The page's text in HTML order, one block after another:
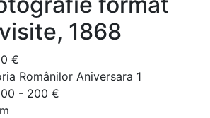
1868
€
Românilor Aniversara 1
- 200 €